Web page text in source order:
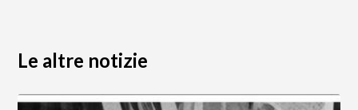
Le altre notizie